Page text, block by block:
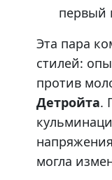
первый
Эта пара
стилей:
против
Детройта.
могла